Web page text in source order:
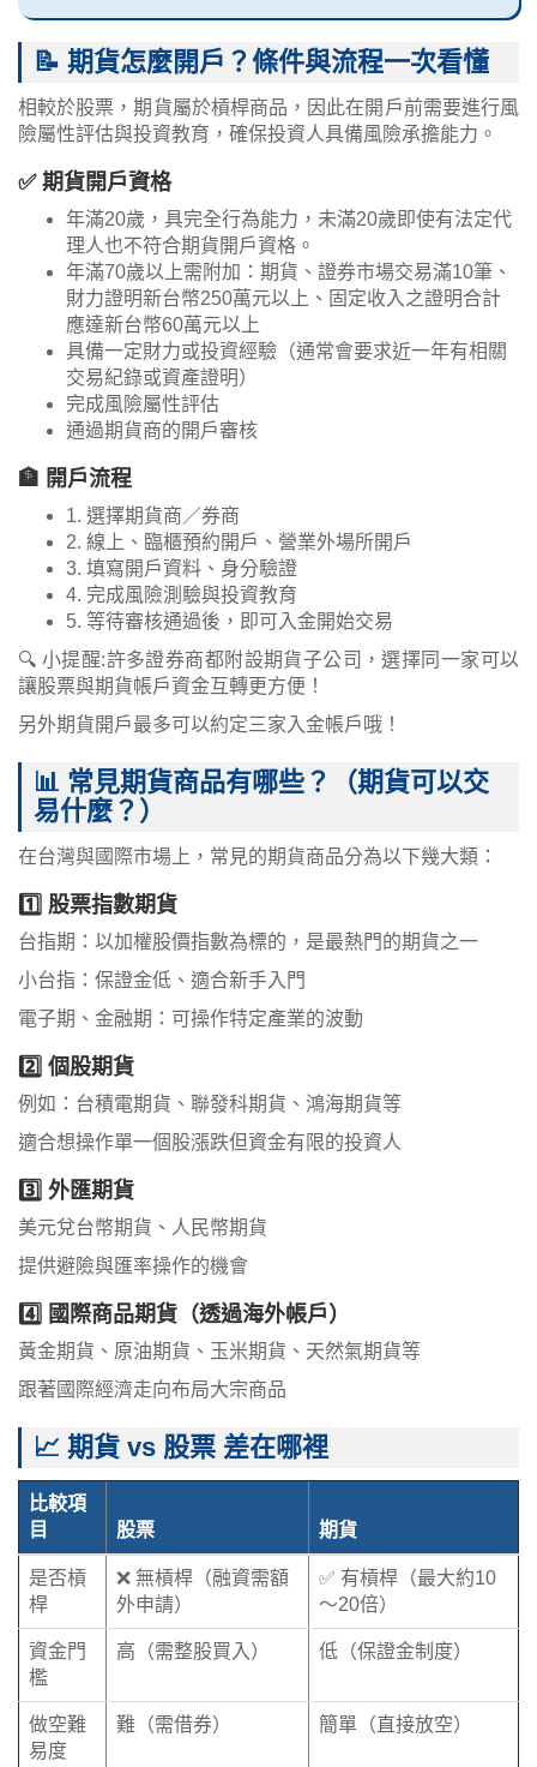
📝 期貨怎麼開戶？條件與流程一次看懂
相較於股票，期貨屬於槓桿商品，因此在開戶前需要進行風
險屬性評估與投資教育，確保投資人具備風險承擔能力。
✅ 期貨開戶資格
年滿20歲，具完全行為能力，未滿20歲即使有法定代
理人也不符合期貨開戶資格。
年滿70歲以上需附加：期貨、證券市場交易滿10筆、
財力證明新台幣250萬元以上、固定收入之證明合計
應達新台幣60萬元以上
具備一定財力或投資經驗（通常會要求近一年有相關
交易紀錄或資產證明）
完成風險屬性評估
通過期貨商的開戶審核
🏦 開戶流程
1. 選擇期貨商／券商
2. 線上、臨櫃預約開戶、營業外場所開戶
3. 填寫開戶資料、身分驗證
4. 完成風險測驗與投資教育
5. 等待審核通過後，即可入金開始交易
🔍 小提醒:許多證券商都附設期貨子公司，選擇同一家可以
讓股票與期貨帳戶資金互轉更方便！
另外期貨開戶最多可以約定三家入金帳戶哦！
📊 常見期貨商品有哪些？（期貨可以交
易什麼？）
在台灣與國際市場上，常見的期貨商品分為以下幾大類：
1️⃣ 股票指數期貨
台指期：以加權股價指數為標的，是最熱門的期貨之一
小台指：保證金低、適合新手入門
電子期、金融期：可操作特定產業的波動
2️⃣ 個股期貨
例如：台積電期貨、聯發科期貨、鴻海期貨等
適合想操作單一個股漲跌但資金有限的投資人
3️⃣ 外匯期貨
美元兌台幣期貨、人民幣期貨
提供避險與匯率操作的機會
4️⃣ 國際商品期貨（透過海外帳戶）
黃金期貨、原油期貨、玉米期貨、天然氣期貨等
跟著國際經濟走向布局大宗商品
📈 期貨 vs 股票 差在哪裡
比較項
目
股票 期貨
是否槓
桿
❌ 無槓桿（融資需額
外申請）
✅ 有槓桿（最大約10
～20倍）
資金門
檻
高（需整股買入） 低（保證金制度）
做空難
易度
難（需借券） 簡單（直接放空）